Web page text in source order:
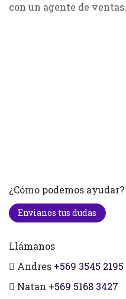
con un agente de ventas.
¿Cómo podemos ayudar?
Envianos tus dudas
Llámanos
Andres +569 3545 2195
Natan +569 5168 3427